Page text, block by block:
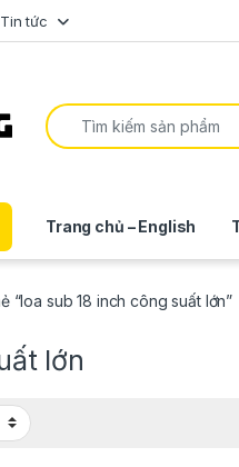
Tin tức
Trang chủ – English
“loa sub 18 inch công suất lớn”
lớn